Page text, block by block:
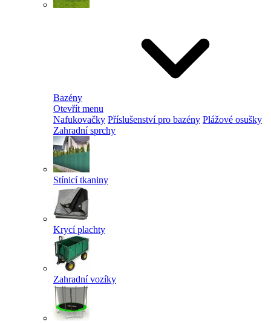
Bazény
Otevřít menu
Nafukovačky Příslušenství pro bazény Plážové osušky
Zahradní sprchy
Stínicí tkaniny
Krycí plachty
Zahradní vozíky